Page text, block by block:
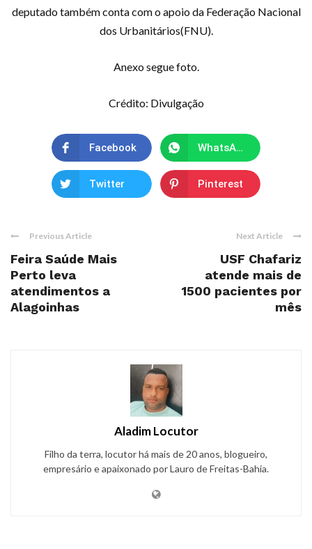
deputado também conta com o apoio da Federação Nacional
dos Urbanitários(FNU).
Anexo segue foto.
Crédito: Divulgação
Facebook WhatsApp
Twitter Pinterest
Previous Article
Feira Saúde Mais
Perto leva
atendimentos a
Alagoinhas
Next Article
USF Chafariz
atende mais de
1500 pacientes por
mês
Aladim Locutor
Filho da terra, locutor há mais de 20 anos, blogueiro,
empresário e apaixonado por Lauro de Freitas-Bahia.